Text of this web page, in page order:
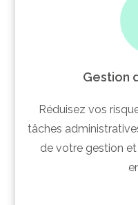
Gestion
Réduisez vos
tâches
de votre gestion